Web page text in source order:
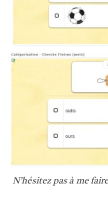
N’hésitez pas à me